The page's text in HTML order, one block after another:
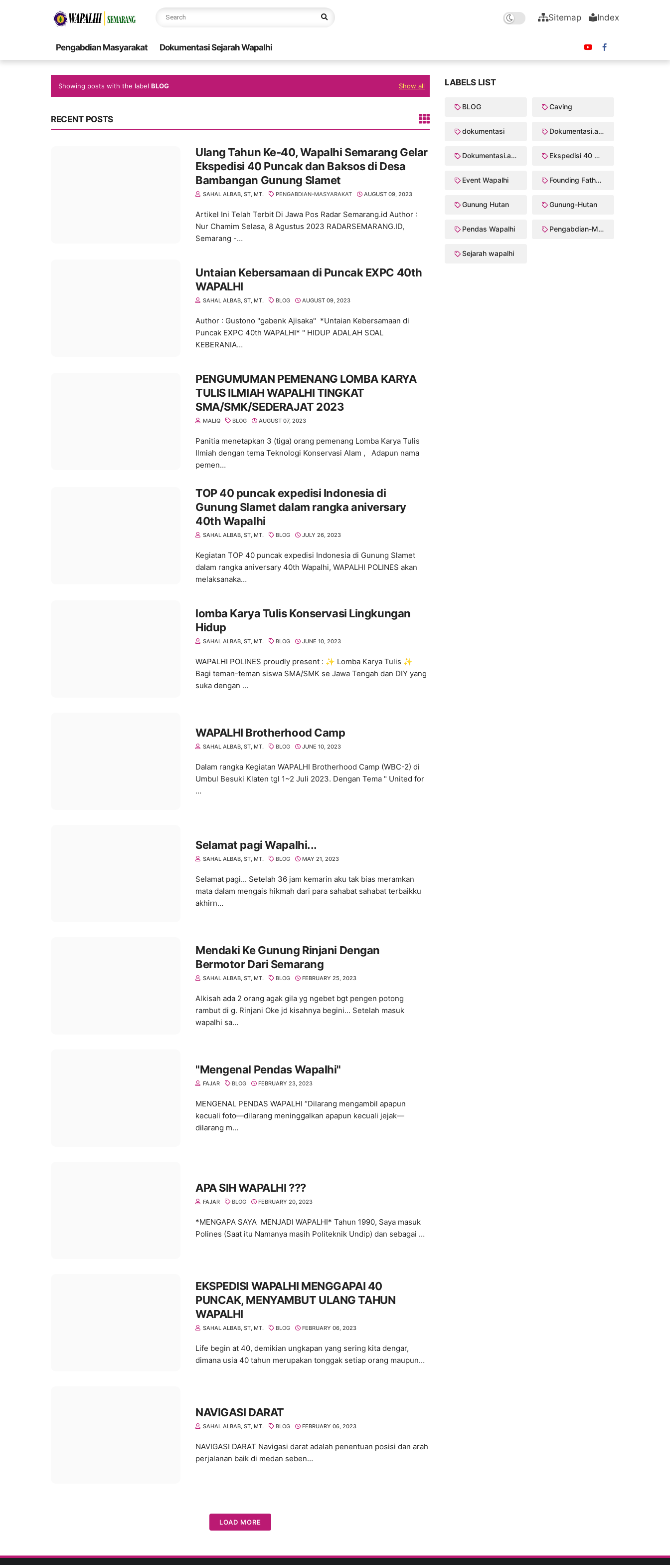
Sitemap Index
Pengabdian Masyarakat Dokumentasi Sejarah Wapalhi
Showing posts with the label BLOG Show all
RECENT POSTS
Ulang Tahun Ke-40, Wapalhi Semarang Gelar
Ekspedisi 40 Puncak dan Baksos di Desa
Bambangan Gunung Slamet
SAHAL ALBAB, ST, MT. PENGABDIAN-MASYARAKAT AUGUST 09, 2023
Artikel Ini Telah Terbit Di Jawa Pos Radar Semarang.id Author :
Nur Chamim Selasa, 8 Agustus 2023 RADARSEMARANG.ID,
Semarang -…
Untaian Kebersamaan di Puncak EXPC 40th
WAPALHI
SAHAL ALBAB, ST, MT. BLOG AUGUST 09, 2023
Author : Gustono "gabenk Ajisaka" *Untaian Kebersamaan di
Puncak EXPC 40th WAPALHI* " HIDUP ADALAH SOAL
KEBERANIA…
PENGUMUMAN PEMENANG LOMBA KARYA
TULIS ILMIAH WAPALHI TINGKAT
SMA/SMK/SEDERAJAT 2023
MALIQ BLOG AUGUST 07, 2023
Panitia menetapkan 3 (tiga) orang pemenang Lomba Karya Tulis
Ilmiah dengan tema Teknologi Konservasi Alam , Adapun nama
pemen…
TOP 40 puncak expedisi Indonesia di
Gunung Slamet dalam rangka aniversary
40th Wapalhi
SAHAL ALBAB, ST, MT. BLOG JULY 26, 2023
Kegiatan TOP 40 puncak expedisi Indonesia di Gunung Slamet
dalam rangka aniversary 40th Wapalhi, WAPALHI POLINES akan
melaksanaka…
lomba Karya Tulis Konservasi Lingkungan
Hidup
SAHAL ALBAB, ST, MT. BLOG JUNE 10, 2023
WAPALHI POLINES proudly present : ✨ Lomba Karya Tulis ✨
Bagi teman-teman siswa SMA/SMK se Jawa Tengah dan DIY yang
suka dengan …
WAPALHI Brotherhood Camp
SAHAL ALBAB, ST, MT. BLOG JUNE 10, 2023
Dalam rangka Kegiatan WAPALHI Brotherhood Camp (WBC-2) di
Umbul Besuki Klaten tgl 1~2 Juli 2023. Dengan Tema " United for
…
Selamat pagi Wapalhi...
SAHAL ALBAB, ST, MT. BLOG MAY 21, 2023
Selamat pagi... Setelah 36 jam kemarin aku tak bias meramkan
mata dalam mengais hikmah dari para sahabat sahabat terbaikku
akhirn…
Mendaki Ke Gunung Rinjani Dengan
Bermotor Dari Semarang
SAHAL ALBAB, ST, MT. BLOG FEBRUARY 25, 2023
Alkisah ada 2 orang agak gila yg ngebet bgt pengen potong
rambut di g. Rinjani Oke jd kisahnya begini... Setelah masuk
wapalhi sa…
"Mengenal Pendas Wapalhi"
FAJAR BLOG FEBRUARY 23, 2023
MENGENAL PENDAS WAPALHI “Dilarang mengambil apapun
kecuali foto—dilarang meninggalkan apapun kecuali jejak—
dilarang m…
APA SIH WAPALHI ???
FAJAR BLOG FEBRUARY 20, 2023
*MENGAPA SAYA MENJADI WAPALHI* Tahun 1990, Saya masuk
Polines (Saat itu Namanya masih Politeknik Undip) dan sebagai …
EKSPEDISI WAPALHI MENGGAPAI 40
PUNCAK, MENYAMBUT ULANG TAHUN
WAPALHI
SAHAL ALBAB, ST, MT. BLOG FEBRUARY 06, 2023
Life begin at 40, demikian ungkapan yang sering kita dengar,
dimana usia 40 tahun merupakan tonggak setiap orang maupun…
NAVIGASI DARAT
SAHAL ALBAB, ST, MT. BLOG FEBRUARY 06, 2023
NAVIGASI DARAT Navigasi darat adalah penentuan posisi dan arah
perjalanan baik di medan seben…
LOAD MORE
LABELS LIST
BLOG Caving
dokumentasi Dokumentasi.anggota
Dokumentasi.anggota Crk/2003 Ekspedisi 40 Puncak Wapalhi
Event Wapalhi Founding Father Walhi/Wapalhi
Gunung Hutan Gunung-Hutan
Pendas Wapalhi Pengabdian-Masyarakat
Sejarah wapalhi